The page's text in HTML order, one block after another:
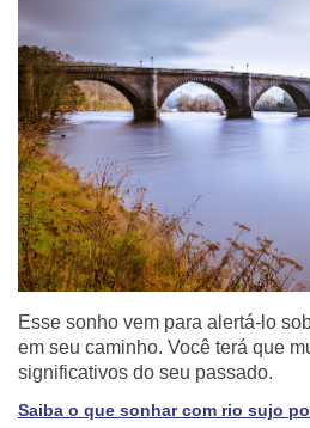
Esse sonho vem para alertá-lo
em seu caminho. Você terá que
significativos do seu passado.
Saiba o que sonhar com rio sujo